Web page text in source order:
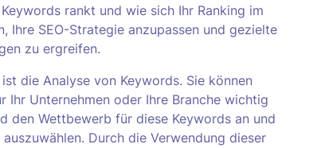
rankt und wie sich Ihr Ranking im
Ihre SEO-Strategie anzupassen und gezielte
zu ergreifen.
die Analyse von Keywords. Sie können
Unternehmen oder Ihre Branche wichtig
den Wettbewerb für diese Keywords an und
Durch die Verwendung dieser